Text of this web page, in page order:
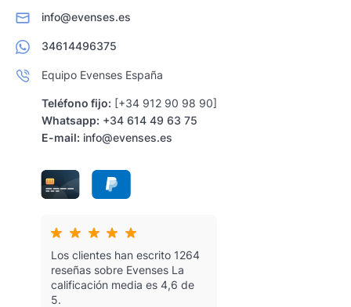
info@evenses.es
34614496375
Equipo Evenses España
Teléfono fijo: [+34 912 90 98 90]
Whatsapp: +34 614 49 63 75
E-mail: info@evenses.es
Los clientes han escrito 1264
reseñas sobre Evenses La
calificación media es 4,6 de
5.